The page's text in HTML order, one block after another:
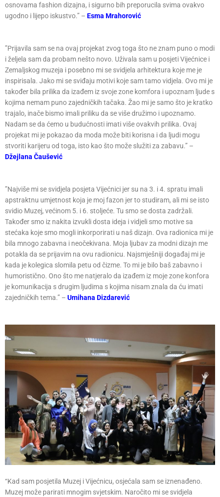
osnovama fashion dizajna, i sigurno bih preporucila svima ovakvo
ugodno i lijepo iskustvo.” – Esma Mrahorović
”Prijavila sam se na ovaj projekat zvog toga što ne znam puno o modi
i željela sam da probam nešto novo. Uživala sam u posjeti Vijećnice i
Zemaljskog muzeja i posebno mi se svidjela arhitektura koje me je
inspirisala. Jako mi se sviđaju motivi koje sam tamo vidjela. Ovo mi je
također bila prilika da izađem iz svoje zone komfora i upoznam ljude s
kojima nemam puno zajedničkih tačaka. Žao mi je samo što je kratko
trajalo, inače bismo imali priliku da se više družimo i upoznamo.
Nadam se da ćemo u budućnosti imati više ovakvih prilika. Ovaj
projekat mi je pokazao da moda može biti korisna i da ljudi mogu
stvoriti karijeru od toga, isto kao što može služiti za zabavu.” –
Džejlana Čaušević
”Najviše mi se svidjela posjeta Vijećnici jer su na 3. i 4. spratu imali
apstraktnu umjetnost koja je moj fazon jer to studiram, ali mi se isto
svidio Muzej, većinom 5. i 6. stoljeće. Tu smo se dosta zadržali.
Također smo iz nakita izvukli dosta ideja i vidjeli smo motive sa
stećaka koje smo mogli inkorporirati u naš dizajn. Ova radionica mi je
bila mnogo zabavna i neočekivana. Moja ljubav za modni dizajn me
potakla da se prijavim na ovu radionicu. Najsmješniji događaj mi je
kada je kolegica slomila petu od čizme. To mi je bilo baš zabavno i
humoristično. Ono što me natjeralo da izađem iz moje zone konfora
je komunikacija s drugim ljudima s kojima nisam znala da ću imati
zajedničkih tema.” – Umihana Dizdarević
“Kad sam posjetila Muzej i Vijećnicu, osjećala sam se iznenađeno.
Muzej može parirati mnogim svjetskim. Naročito mi se svidjela